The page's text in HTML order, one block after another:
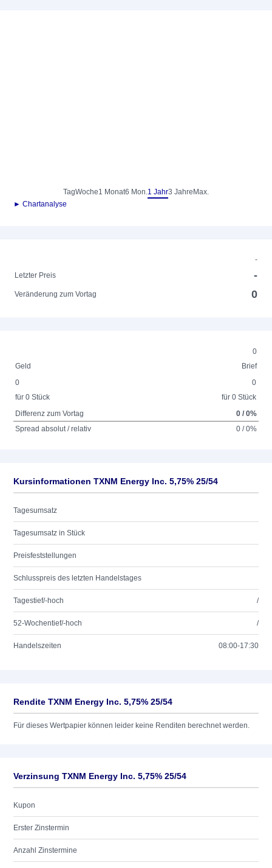
TagWoche1 Monat6 Mon.1 Jahr3 Jahre Max.
► Chartanalyse
-
Letzter Preis
-
Veränderung zum Vortag 0
0
Geld
Brief
0
für 0 Stück
0
für 0 Stück
Differenz zum Vortag
0 / 0%
Spread absolut / relativ
0 / 0%
Kursinformationen TXNM Energy Inc. 5,75% 25/54
Tagesumsatz
Tagesumsatz in Stück
Preisfeststellungen
Schlusspreis des letzten Handelstages
Tagestief/-hoch /
52-Wochentief/-hoch /
Handelszeiten 08:00-17:30
Rendite TXNM Energy Inc. 5,75% 25/54
Für dieses Wertpapier können leider keine Renditen berechnet werden.
Verzinsung TXNM Energy Inc. 5,75% 25/54
Kupon
Erster Zinstermin
Anzahl Zinstermine